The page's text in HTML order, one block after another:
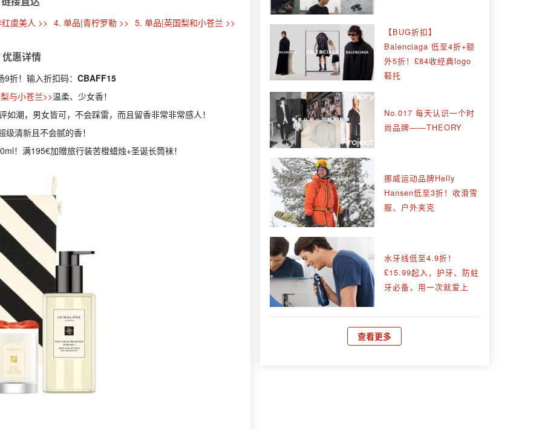
虞美人 >> 4. 单品|青柠罗勒 >> 5. 单品|英国梨和小苍兰 >>
优惠详情
9折！输入折扣码： CBAFF15
与小苍兰>>温柔、少女香！
潮，男女皆可，不会踩雷，而且留香非常非常感人！
级清新且不会腻的香！
！满195€加赠旅行装苦橙蜡烛+圣诞长筒袜！
【BUG折扣】
Balenciaga 低至4折+额
外5折！£84收经典logo
鞋托
No.017 每天认识一个时
尚品牌——THEORY
挪威运动品牌Helly
Hansen低至3折！收滑雪
服、户外夹克
水牙线低至4.9折！
£15.99起入，护牙、防蛀
牙必备，用一次就爱上
查看更多